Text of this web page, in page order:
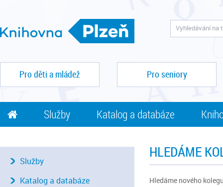
Pro děti a mládež Pro seniory
Služby Katalog a databáze
HLEDÁME
Hledáme nového
Služby
Katalog a databáze